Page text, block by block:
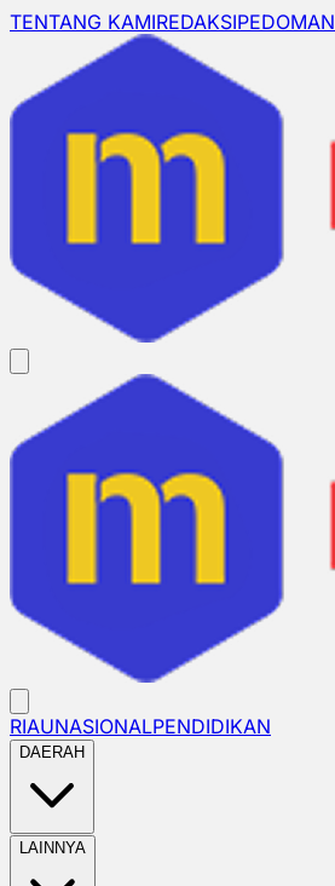
TENTANG KAMIREDAKSIPEDOMAN
RIAUNASIONALPENDIDIKAN
DAERAH
LAINNYA